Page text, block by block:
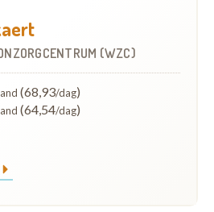
(WZC)
(68,93/dag)
(64,54/dag)